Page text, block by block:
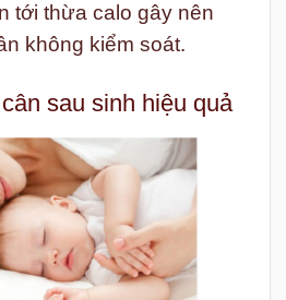
tới thừa calo gây nên
không kiểm soát.
sau sinh hiệu quả